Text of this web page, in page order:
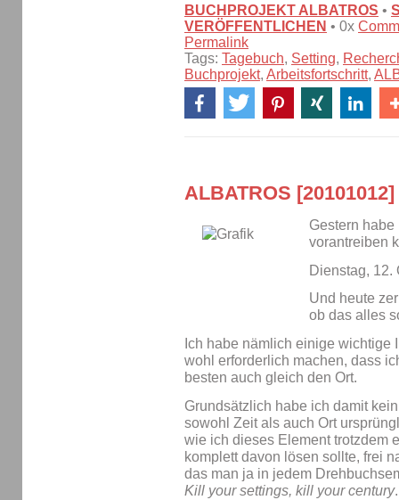
BUCHPROJEKT ALBATROS •
VERÖFFENTLICHEN • 0x
Permalink
Tags: Tagebuch, Setting,
Buchprojekt, Arbeitsfortschritt,
ALBATROS [20101012]
Gestern
vorantreiben
Dienstag, 12.
Und heute
ob das alles
Ich habe nämlich einige wichtige
wohl erforderlich machen, dass
besten auch gleich den Ort.
Grundsätzlich habe ich damit
sowohl Zeit als auch Ort
wie ich dieses Element trotzdem
komplett davon lösen sollte, frei
das man ja in jedem
Kill your settings, kill your century.